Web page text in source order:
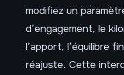
modifiez un
d’engagement, le
l’apport, l’équilibre
réajuste. Cette